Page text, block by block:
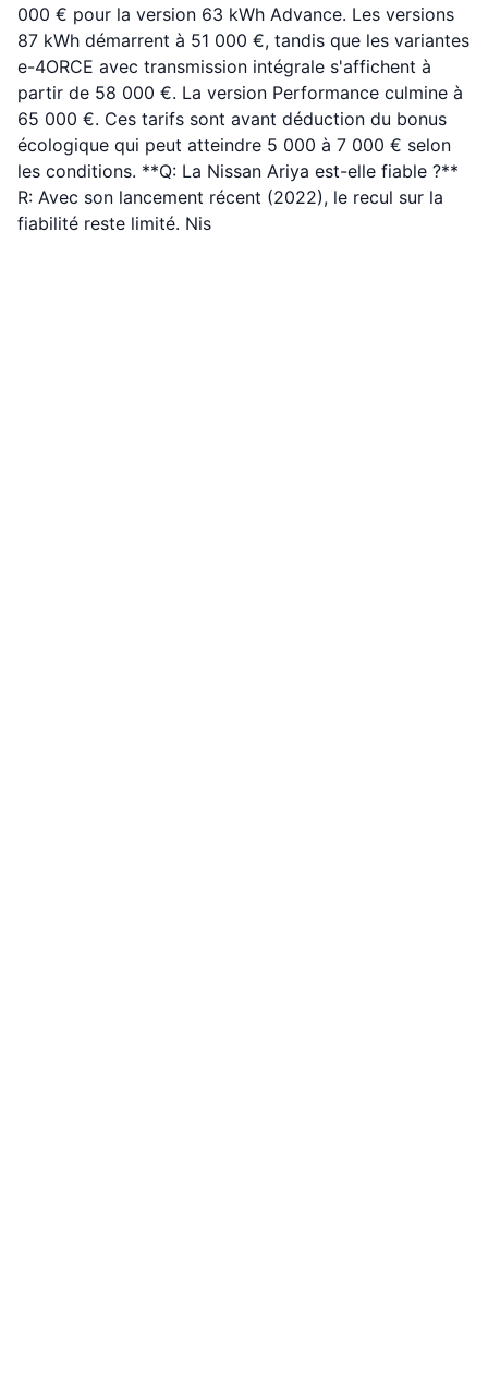
000 € pour la version 63 kWh Advance. Les versions
87 kWh démarrent à 51 000 €, tandis que les variantes
e-4ORCE avec transmission intégrale s'affichent à
partir de 58 000 €. La version Performance culmine à
65 000 €. Ces tarifs sont avant déduction du bonus
écologique qui peut atteindre 5 000 à 7 000 € selon
les conditions. **Q: La Nissan Ariya est-elle fiable ?**
R: Avec son lancement récent (2022), le recul sur la
fiabilité reste limité. Nis